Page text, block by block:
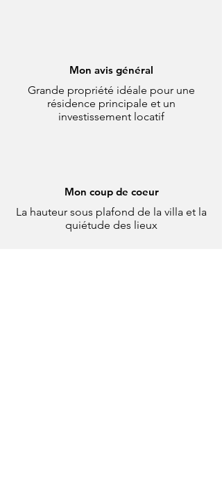
Mon avis général
Grande propriété idéale pour une
résidence principale et un
investissement locatif
Mon coup de coeur
La hauteur sous plafond de la villa et la
quiétude des lieux